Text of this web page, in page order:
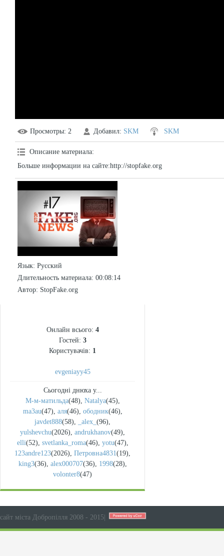
Просмотры: 2 Добавил: SKM SKM
Описание материала:
Больше информации на сайте:http://stopfake.org
Язык: Русский
Длительность материала: 00:08:14
Автор: StopFake.org
Онлайн всього: 4
Гостей: 3
Користувачів: 1
evgeniayy45
Сьогодні днюха у...
М-м-матильда(48), Natalya(45),
ma3au(47), аля(46), ободник(46),
javdet888(58), _alex_ (96),
yulshevchu(2026), andrukhanov(49),
elli(52), svetlanka_roma(46), yotu(47),
123andre123(2026), Петровна4831(19),
king3(36), alex000707(36), 1998(28),
volonter8(47)
сайт міста Добропілля 2008 - 2015